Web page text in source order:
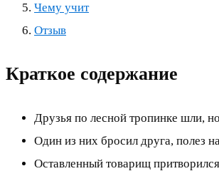
Чему учит
Отзыв
Краткое содержание
Друзья по лесной тропинке шли,
Один из них бросил друга, полез
Оставленный товарищ